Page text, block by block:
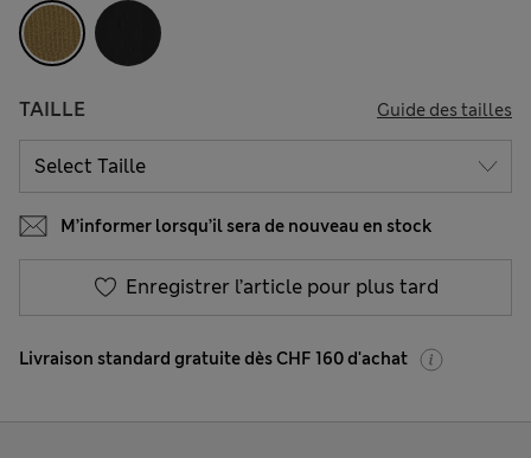
TAILLE Guide des tailles
M’informer lorsqu’il sera de nouveau en stock
Enregistrer l’article pour plus tard
Livraison standard gratuite dès CHF 160 d'achat